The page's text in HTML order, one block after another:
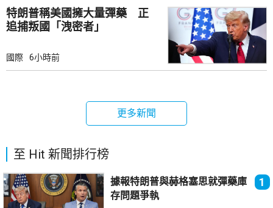
特朗普稱美國擁大量彈藥 正
追捕叛國「洩密者」
國際 6小時前
更多新聞
至 Hit 新聞排行榜
據報特朗普與赫格塞思就彈藥庫
存問題爭執
1